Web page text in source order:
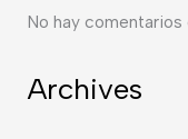
No hay comentarios
Archives